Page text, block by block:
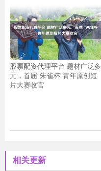
股票配资代理平台 题材广泛多
元，首届“朱雀杯”青年原创短
片大赛收官
相关更新